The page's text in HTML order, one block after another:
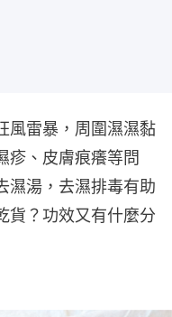
風雷暴，周圍濕濕黏
疹、皮膚痕癢等問
濕湯，去濕排毒有助
貨？功效又有什麼分